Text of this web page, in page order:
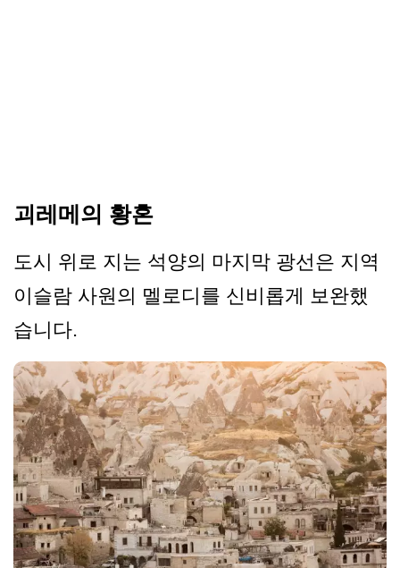
괴레메의 황혼
도시 위로 지는 석양의 마지막 광선은 지역
이슬람 사원의 멜로디를 신비롭게 보완했
습니다.